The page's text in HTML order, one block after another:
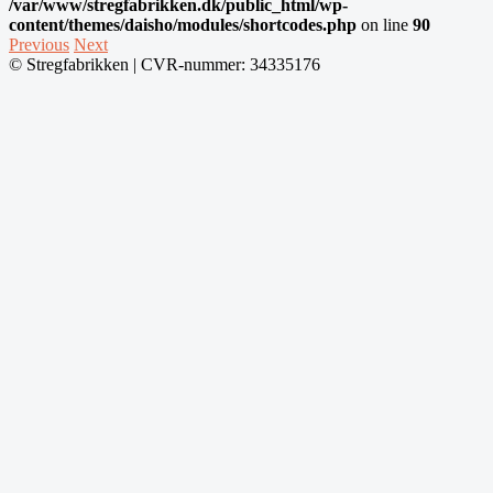
/var/www/stregfabrikken.dk/public_html/wp-
content/themes/daisho/modules/shortcodes.php on line 90
Post
navigation
Previous Next
© Stregfabrikken | CVR-nummer: 34335176